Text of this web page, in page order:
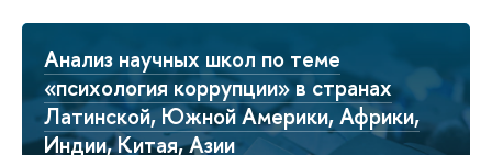
Анализ научных школ по теме
«психология коррупции» в странах
Латинской, Южной Америки, Африки,
Индии, Китая, Азии